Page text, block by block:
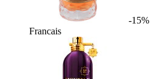
-15%
Francais